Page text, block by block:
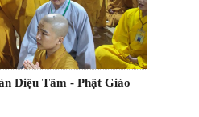
Diệu Tâm - Phật Giáo